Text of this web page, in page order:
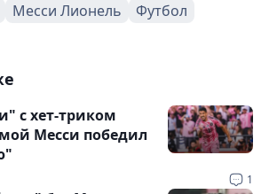
Месси Лионель
Футбол
1
с хет-триком
Месси победил